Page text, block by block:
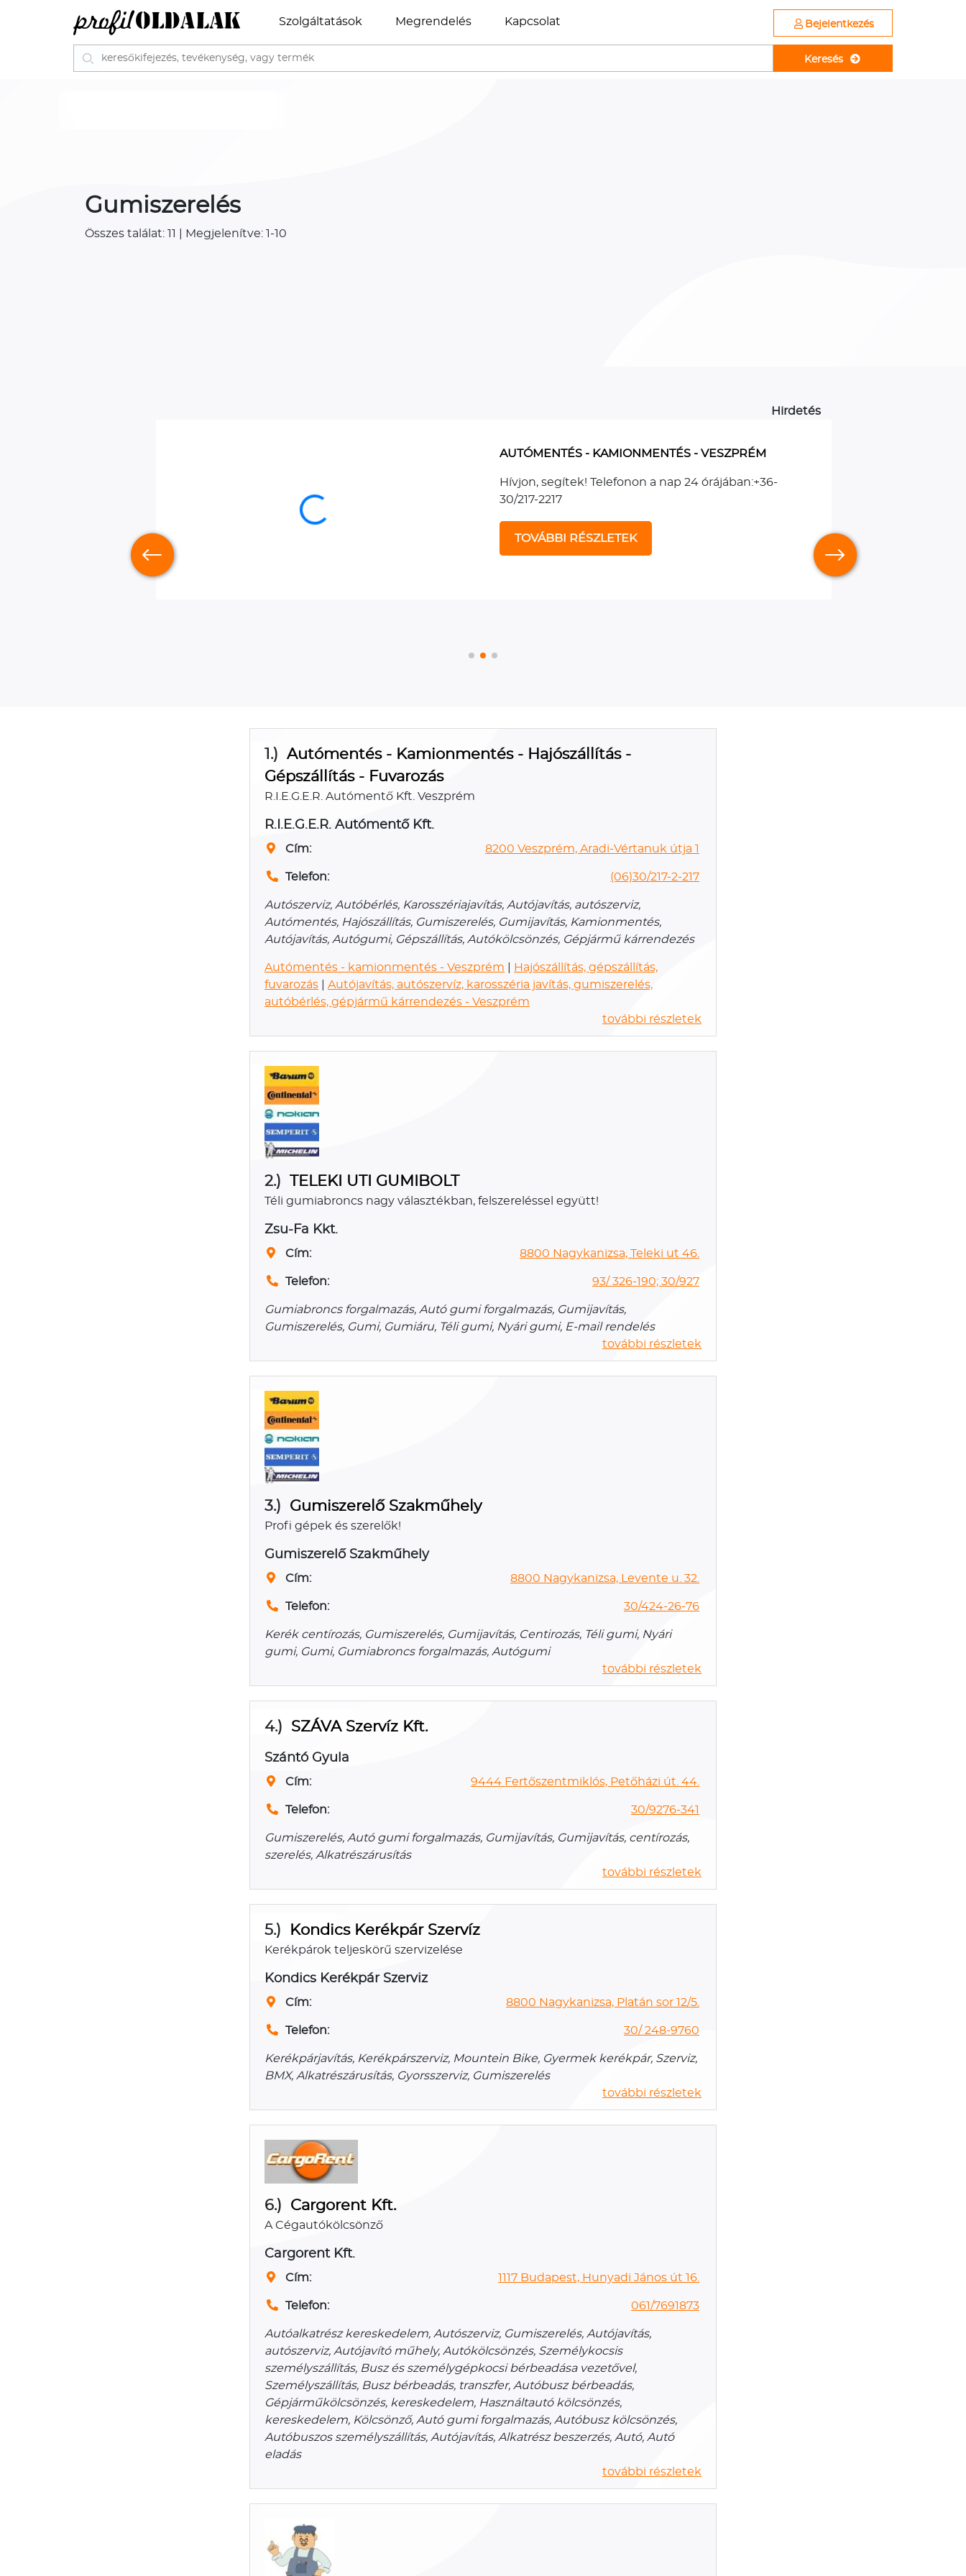
Bejelentkezés
Szolgáltatások Megrendelés Kapcsolat
Keresés
Gumiszerelés
Összes találat: 11 | Megjelenítve: 1-10
Hirdetés
AUTÓMENTÉS - KAMIONMENTÉS - VESZPRÉM
Hívjon, segítek! Telefonon a nap 24 órájában:+36-
30/217-2217
TOVÁBBI RÉSZLETEK
1.) Autómentés - Kamionmentés - Hajószállítás -
Gépszállítás - Fuvarozás
R.I.E.G.E.R. Autómentő Kft. Veszprém
R.I.E.G.E.R. Autómentő Kft.
Cím: 8200 Veszprém, Aradi-Vértanuk útja 1
Telefon: (06)30/217-2-217
Autószerviz, Autóbérlés, Karosszériajavítás, Autójavítás, autószerviz,
Autómentés, Hajószállítás, Gumiszerelés, Gumijavítás, Kamionmentés,
Autójavítás, Autógumi, Gépszállítás, Autókölcsönzés, Gépjármű kárrendezés
Autómentés - kamionmentés - Veszprém
Hajószállítás, gépszállítás,
fuvarozás
Autójavítás, autószervíz, karosszéria javítás, gumiszerelés,
autóbérlés, gépjármű kárrendezés - Veszprém
további részletek
2.) TELEKI UTI GUMIBOLT
Téli gumiabroncs nagy választékban, felszereléssel együtt!
Zsu-Fa Kkt.
Cím: 8800 Nagykanizsa, Teleki ut 46.
Telefon: 93/ 326-190; 30/927
Gumiabroncs forgalmazás, Autó gumi forgalmazás, Gumijavítás,
Gumiszerelés, Gumi, Gumiáru, Téli gumi, Nyári gumi, E-mail rendelés
további részletek
3.) Gumiszerelő Szakműhely
Profi gépek és szerelők!
Gumiszerelő Szakműhely
Cím: 8800 Nagykanizsa, Levente u. 32.
Telefon: 30/424-26-76
Kerék centírozás, Gumiszerelés, Gumijavítás, Centirozás, Téli gumi, Nyári
gumi, Gumi, Gumiabroncs forgalmazás, Autógumi
további részletek
4.) SZÁVA Szervíz Kft.
Szántó Gyula
Cím: 9444 Fertőszentmiklós, Petőházi út. 44.
Telefon: 30/9276-341
Gumiszerelés, Autó gumi forgalmazás, Gumijavítás, Gumijavítás, centírozás,
szerelés, Alkatrészárusítás
további részletek
5.) Kondics Kerékpár Szervíz
Kerékpárok teljeskörű szervizelése
Kondics Kerékpár Szerviz
Cím: 8800 Nagykanizsa, Platán sor 12/5.
Telefon: 30/ 248-9760
Kerékpárjavítás, Kerékpárszerviz, Mountein Bike, Gyermek kerékpár, Szerviz,
BMX, Alkatrészárusítás, Gyorsszerviz, Gumiszerelés
további részletek
6.) Cargorent Kft.
A Cégautókölcsönző
Cargorent Kft.
Cím: 1117 Budapest, Hunyadi János út 16.
Telefon: 061/7691873
Autóalkatrész kereskedelem, Autószerviz, Gumiszerelés, Autójavítás,
autószerviz, Autójavító műhely, Autókölcsönzés, Személykocsis
személyszállítás, Busz és személygépkocsi bérbeadása vezetővel,
Személyszállítás, Busz bérbeadás, transzfer, Autóbusz bérbeadás,
Gépjárműkölcsönzés, kereskedelem, Használtautó kölcsönzés,
kereskedelem, Kölcsönző, Autó gumi forgalmazás, Autóbusz kölcsönzés,
Autóbuszos személyszállítás, Autójavítás, Alkatrész beszerzés, Autó, Autó
eladás
további részletek